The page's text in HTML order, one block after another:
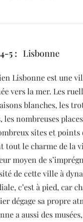
5 : Lisbonne
Lisbonne est une
vers la mer. Les
blanches, les
les nombreuses
sites et points
tout le charme de la
moyen de
de cette ville à
c’est à pied, car
dégage sa propre
a aussi des